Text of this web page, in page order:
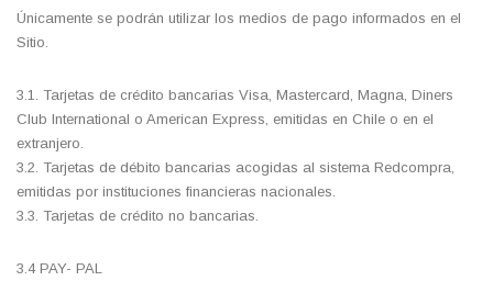
Únicamente se podrán utilizar los medios de pago informados en el
Sitio.
3.1. Tarjetas de crédito bancarias Visa, Mastercard, Magna, Diners
Club International o American Express, emitidas en Chile o en el
extranjero.
3.2. Tarjetas de débito bancarias acogidas al sistema Redcompra,
emitidas por instituciones financieras nacionales.
3.3. Tarjetas de crédito no bancarias.
3.4 PAY- PAL